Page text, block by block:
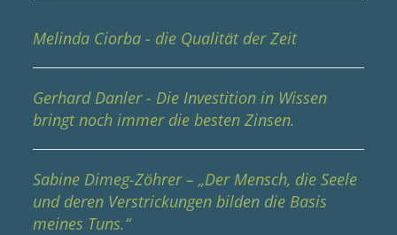
Melinda Ciorba - die Qualität der Zeit
Gerhard Danler - Die Investition in Wissen
bringt noch immer die besten Zinsen.
Sabine Dimeg-Zöhrer – „Der Mensch, die Seele
und deren Verstrickungen bilden die Basis
meines Tuns.“